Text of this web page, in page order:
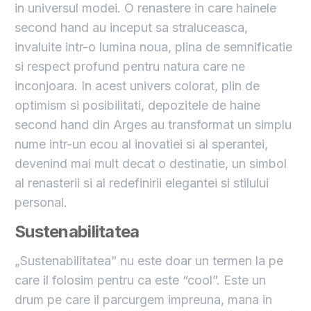
in universul modei. O renastere in care hainele
second hand au inceput sa straluceasca,
invaluite intr-o lumina noua, plina de semnificatie
si respect profund pentru natura care ne
inconjoara. In acest univers colorat, plin de
optimism si posibilitati, depozitele de haine
second hand din Arges au transformat un simplu
nume intr-un ecou al inovatiei si al sperantei,
devenind mai mult decat o destinatie, un simbol
al renasterii si al redefinirii elegantei si stilului
personal.
Sustenabilitatea
„Sustenabilitatea” nu este doar un termen la pe
care il folosim pentru ca este “cool”. Este un
drum pe care il parcurgem impreuna, mana in